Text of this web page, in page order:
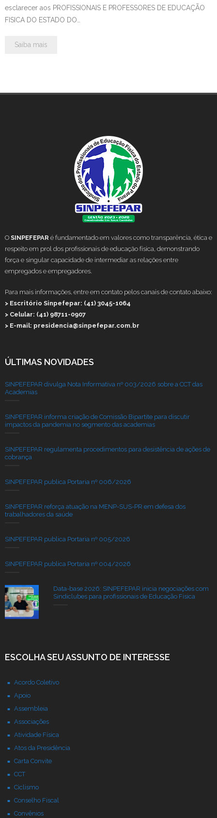
esclarecer aos PROFISSIONAIS E PROFESSORES DE EDUCAÇÃO
FISICA DO ESTADO DO…
Saiba mais
O SINPEFEPAR é fundamentado em valores como transparência, ética e
respeito em prol dos profissionais de educação física, demonstrando
força e singular capacidade de intermediar as relações entre
empregados e empregadores.
Para mais informações, entre em contato pelos canais de contato abaixo:
> Escritório Sinpefepar: (41) 3045-1064
> Celular: (41) 98711-0907
> E-mail: presidencia@sinpefepar.com.br
ÚLTIMAS NOVIDADES
SINPEFEPAR divulga Nota Informativa nº 003/2026 sobre a CCT das
Academias
SINPEFEPAR informa criação de Comissão Bipartite para discutir
impactos da pandemia no segmento das academias
SINPEFEPAR regulamenta procedimentos para desistência de ações de
cobrança
SINPEFEPAR publica Portaria nº 006/2026
SINPEFEPAR reforça atuação na MENP-SUS-PR em defesa dos
trabalhadores da saúde
SINPEFEPAR publica Portaria nº 005/2026
SINPEFEPAR publica Portaria nº 004/2026
Data-base 2026: SINPEFEPAR inicia negociações com
Sindiclubes para profissionais de Educação Física
ESCOLHA SEU ASSUNTO DE INTERESSE
Acordo Coletivo
Apoio
Assembleia
Associações
Atividade Física
Atos da Presidência
Carta Convite
CCT
Ciclismo
Conselho Fiscal
Convênios